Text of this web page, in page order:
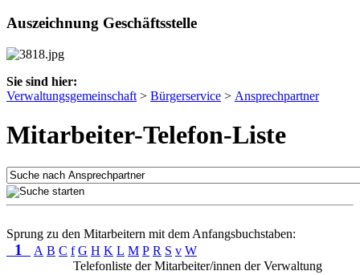
Auszeichnung Geschäftsstelle
Sie sind hier:
Verwaltungsgemeinschaft > Bürgerservice > Ansprechpartner
Mitarbeiter-Telefon-Liste
Sprung zu den Mitarbeitern mit dem Anfangsbuchstaben:
1 A B C f G H K L M P R S v W
Telefonliste der Mitarbeiter/innen der Verwaltung